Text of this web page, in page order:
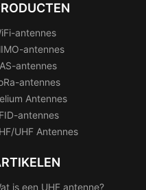
antennes
antennes
antennes
antennes
Antennes
antennes
UHF Antennes
is een UHF antenne?